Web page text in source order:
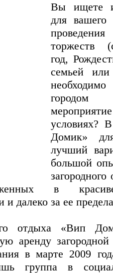
Вы ищете
для
торжеств
год,
семьей
необходимо
городом
условиях?
Домик»
лучший
большой
в
и далеко за ее
отдыха «Вип
аренду
в марте 2009
группа в